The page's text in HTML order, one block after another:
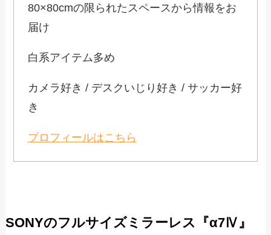
80×80cmの限られたスペースから情報をお
届け
白系アイテム多め
カメラ好き / デスクいじり好き / サッカー好
き
プロフィールはこちら
SONYのフルサイズミラーレス『α7Ⅳ』